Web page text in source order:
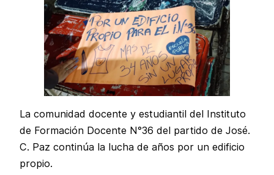
La comunidad docente y estudiantil del Instituto
de Formación Docente N°36 del partido de José.
C. Paz continúa la lucha de años por un edificio
propio.